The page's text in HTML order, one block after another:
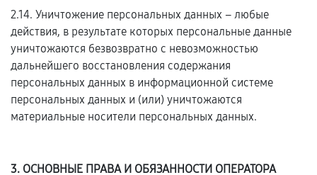
2.14. Уничтожение персональных данных – любые
действия, в результате которых персональные данные
уничтожаются безвозвратно с невозможностью
дальнейшего восстановления содержания
персональных данных в информационной системе
персональных данных и (или) уничтожаются
материальные носители персональных данных.
3. ОСНОВНЫЕ ПРАВА И ОБЯЗАННОСТИ ОПЕРАТОРА